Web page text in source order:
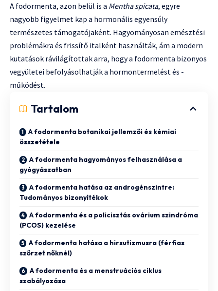
A fodormenta, azon belül is a Mentha spicata, egyre
nagyobb figyelmet kap a hormonális egyensúly
természetes támogatójaként. Hagyományosan emésztési
problémákra és frissítő italként használták, ám a modern
kutatások rávilágítottak arra, hogy a fodormenta bizonyos
vegyületei befolyásolhatják a hormontermelést és -
működést.
Tartalom
A fodormenta botanikai jellemzői és kémiai
összetétele
A fodormenta hagyományos felhasználása a
gyógyászatban
A fodormenta hatása az androgénszintre:
Tudományos bizonyítékok
A fodormenta és a policisztás ovárium szindróma
(PCOS) kezelése
A fodormenta hatása a hirsutizmusra (férfias
szőrzet nőknél)
A fodormenta és a menstruációs ciklus
szabályozása